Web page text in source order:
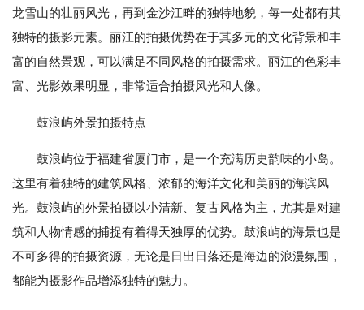
龙雪山的壮丽风光，再到金沙江畔的独特地貌，每一处都有其
独特的摄影元素。丽江的拍摄优势在于其多元的文化背景和丰
富的自然景观，可以满足不同风格的拍摄需求。丽江的色彩丰
富、光影效果明显，非常适合拍摄风光和人像。
鼓浪屿外景拍摄特点
鼓浪屿位于福建省厦门市，是一个充满历史韵味的小岛。
这里有着独特的建筑风格、浓郁的海洋文化和美丽的海滨风
光。鼓浪屿的外景拍摄以小清新、复古风格为主，尤其是对建
筑和人物情感的捕捉有着得天独厚的优势。鼓浪屿的海景也是
不可多得的拍摄资源，无论是日出日落还是海边的浪漫氛围，
都能为摄影作品增添独特的魅力。